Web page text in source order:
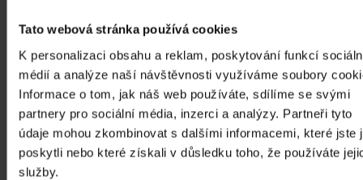
Tato webová stránka používá cookies
K personalizaci obsahu a reklam, poskytování funkcí
médií a analýze naší návštěvnosti využíváme soubory
Informace o tom, jak náš web používáte, sdílíme se svými
partnery pro sociální média, inzerci a analýzy. Partneři tyto
údaje mohou zkombinovat s dalšími informacemi, které jste
poskytli nebo které získali v důsledku toho, že používáte
služby.
DO KOŠÍKU